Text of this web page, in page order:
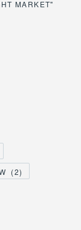
MARKET"
(2)